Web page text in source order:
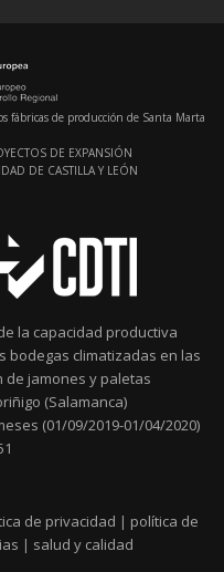
fábricas de producción de Santa Marta
DE EXPANSIÓN
DE CASTILLA Y LEÓN
la capacidad productiva
bodegas climatizadas en las
de jamones y paletas
(Salamanca)
(01/09/2019-01/04/2020)
de privacidad | política de
| salud y calidad